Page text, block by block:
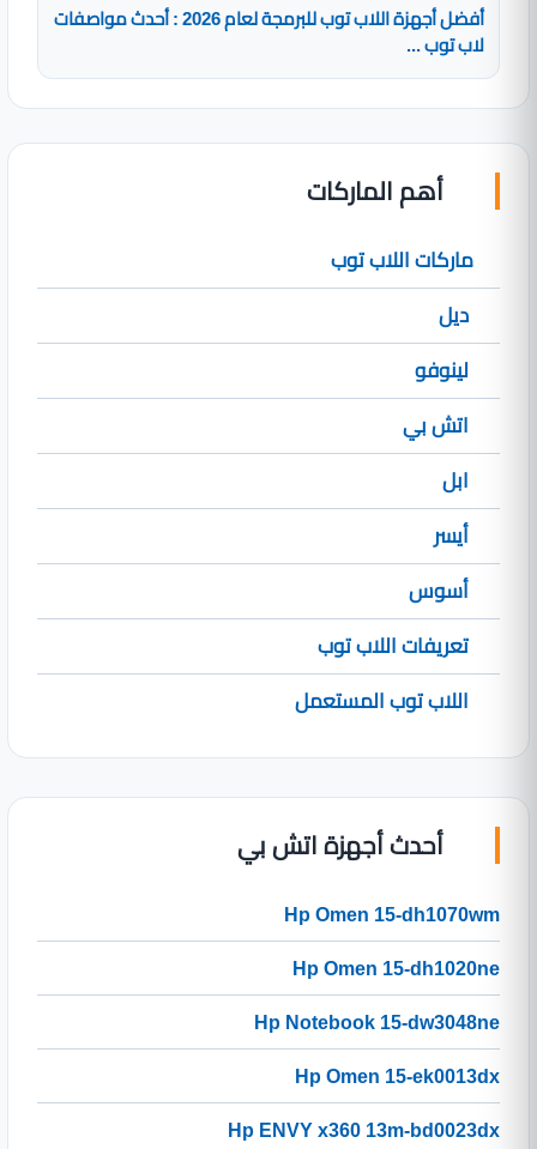
أفضل أجهزة اللاب توب للبرمجة لعام 2026 : أحدث مواصفات
لاب توب ...
أهم الماركات
ماركات اللاب توب
ديل
لينوفو
اتش بي
ابل
أيسر
أسوس
تعريفات اللاب توب
اللاب توب المستعمل
أحدث أجهزة اتش بي
Hp Omen 15-dh1070wm
Hp Omen 15-dh1020ne
Hp Notebook 15-dw3048ne
Hp Omen 15-ek0013dx
Hp ENVY x360 13m-bd0023dx